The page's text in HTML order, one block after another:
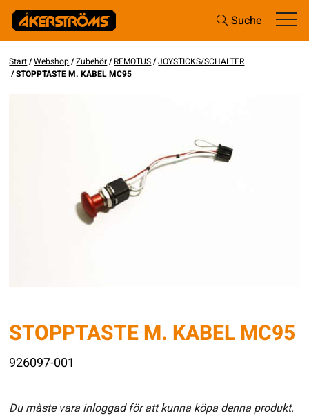
Suche
Start/Webshop/Zubehör/REMOTUS/JOYSTICKS/SCHALTER
/ STOPPTASTE M. KABEL MC95
STOPPTASTE M. KABEL MC95
926097-001
Du måste vara inloggad för att kunna köpa denna produkt.